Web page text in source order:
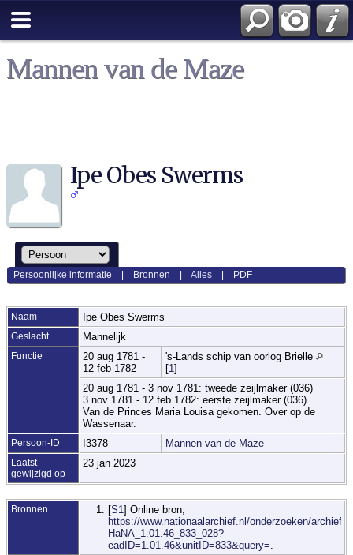
Mannen van de Maze
Ipe Obes Swerms
Persoonlijke informatie Bronnen |Alles PDF
Naam Ipe Obes Swerms
Geslacht Mannelijk
Functie
20 aug 1781 -
12 feb 1782
's-Lands schip van oorlog Brielle
[1 ]
20 aug 1781 - 3 nov 1781: tweede zeijlmaker (036)
3 nov 1781 - 12 feb 1782: eerste zeijlmaker (036).
Van de Princes Maria Louisa gekomen. Over op de
Wassenaar.
Persoon-ID I3378 Mannen van de Maze
Laatst
gewijzigd op
23 jan 2023
Bronnen [S1 ] Online bron,
https://www.nationaalarchief.nl/onderzoeken/archief/
HaNA_1.01.46_833_028?
eadID=1.01.46&unitID=833&query=